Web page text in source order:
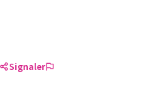
Signaler